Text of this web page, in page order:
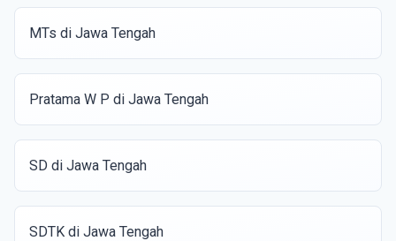
MTs di Jawa Tengah
Pratama W P di Jawa Tengah
SD di Jawa Tengah
SDTK di Jawa Tengah